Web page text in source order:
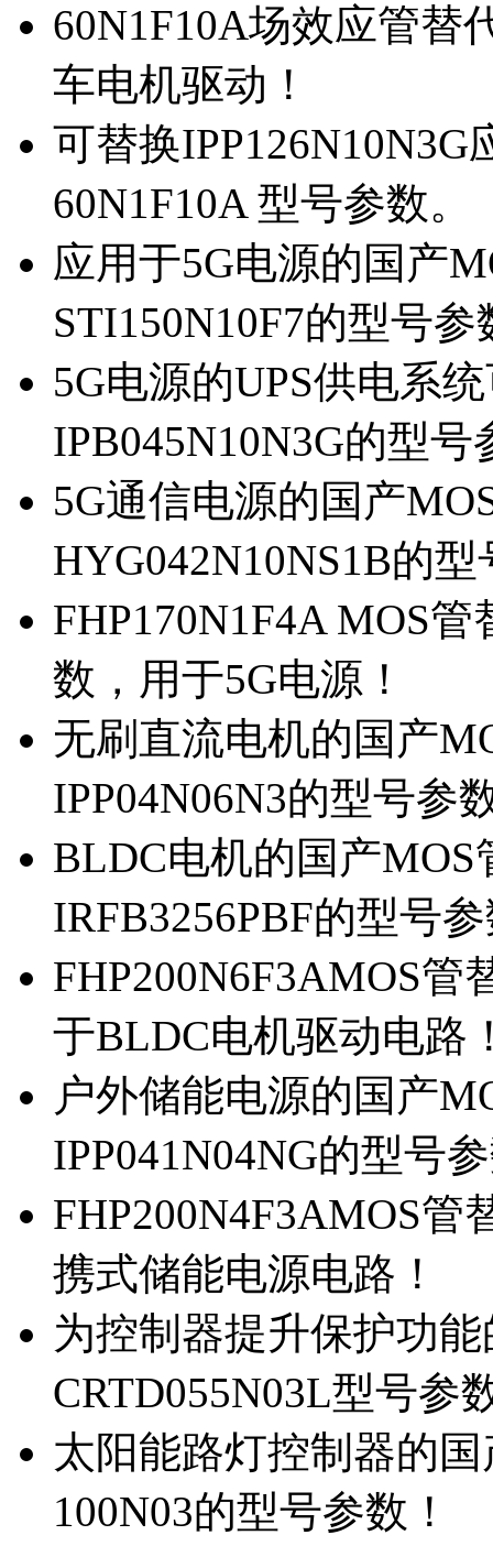
60N1F10A场效应管替
车电机驱动！
可替换
60N1F10A 型号参数。
应用于5G电源的国产
STI150N10F7的型号参
5G电源的UPS供电系
IPB045N10N3G的型号
5G通信电源的国产
HYG042N10NS1B的
FHP170N1F4A MOS
数，用于5G电源！
无刷直流电机的国产
IPP04N06N3的型号参
BLDC电机的国产MOS
IRFB3256PBF的型号
FHP200N6F3AMOS管
于BLDC电机驱动电路
户外储能电源的国产
IPP041N04NG的型号
FHP200N4F3AMOS管
携式储能电源电路！
为控制器提升保护功
CRTD055N03L型号参
太阳能路灯控制器的
100N03的型号参数！